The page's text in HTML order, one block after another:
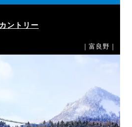
ントリー
｜富良野｜